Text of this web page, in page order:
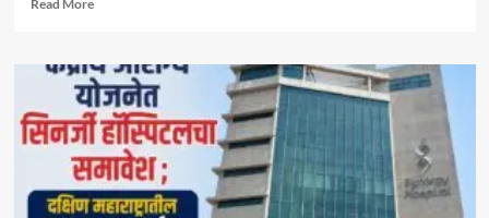
Read More
मिरज
पंचायत
समितीत
महायुतीचा
झेंडा;
सभापतीपदी
राणी
भोरे,